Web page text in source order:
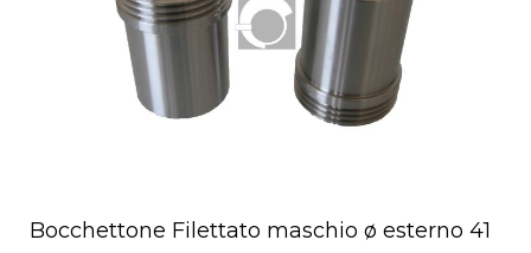
Bocchettone Filettato maschio ø esterno 41